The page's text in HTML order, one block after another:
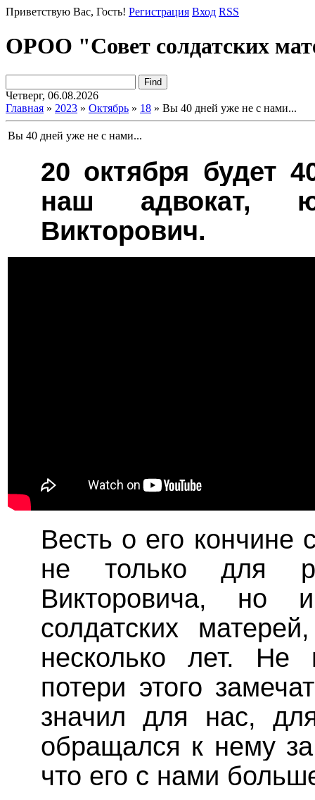
Приветствую Вас, Гость! Регистрация Вход RSS
ОРОО "Совет солдатских
Четверг, 06.08.2026
Главная » 2023 » Октябрь » 18 » Вы 40 дней уже не с нами...
Вы 40 дней уже не с нами...
20 октября будет
наш адвокат,
Викторович.
Весть о его кончине
не только для
Викторовича, но
солдатских
несколько лет. Не
потери этого
значил для нас,
обращался к нему
что его с нами